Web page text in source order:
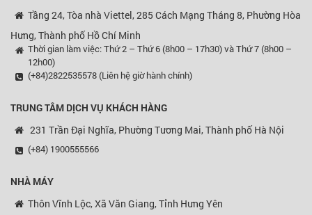
Tầng 24, Tòa nhà Viettel, 285 Cách Mạng Tháng 8, Phường Hòa
Hưng, Thành phố Hồ Chí Minh
Thời gian làm việc: Thứ 2 – Thứ 6 (8h00 – 17h30) và Thứ 7 (8h00 –
12h00)
(+84)2822535578 (Liên hệ giờ hành chính)
TRUNG TÂM DỊCH VỤ KHÁCH HÀNG
231 Trần Đại Nghĩa, Phường Tương Mai, Thành phố Hà Nội
(+84) 1900555566
NHÀ MÁY
Thôn Vĩnh Lộc, Xã Văn Giang, Tỉnh Hưng Yên